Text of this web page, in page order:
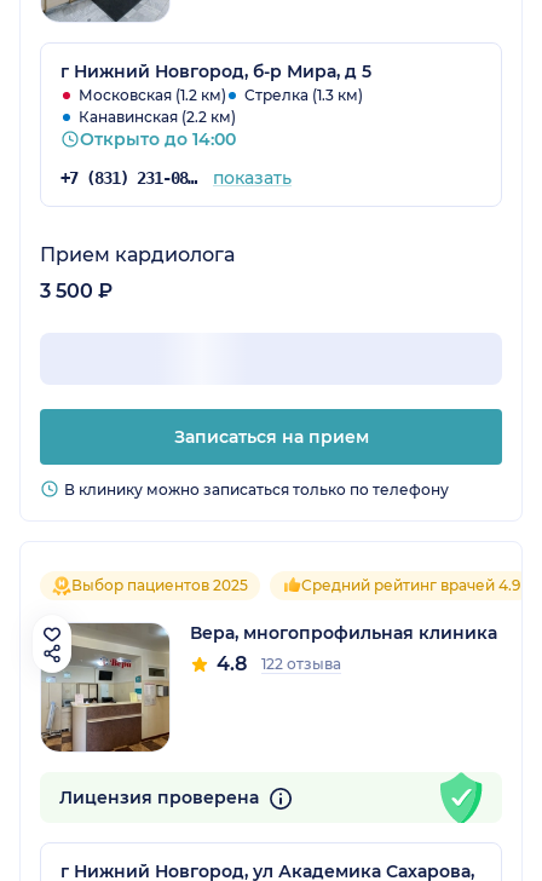
г Нижний Новгород, б-р Мира, д 5
Московская (1.2 км)
Стрелка (1.3 км)
Канавинская (2.2 км)
Открыто до 14:00
+7 (831) 231-08-17 показать
Прием кардиолога
3 500 ₽
Записаться на прием
В клинику можно записаться только по телефону
Выбор пациентов 2025 Средний рейтинг врачей 4.9
Вера, многопрофильная клиника
4.8 122 отзыва
Лицензия проверена
г Нижний Новгород, ул Академика Сахарова,